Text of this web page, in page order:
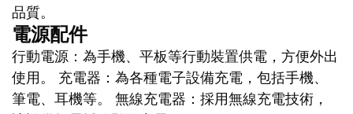
品質。
電源配件
行動電源：為手機、平板等行動裝置供電，方便外出
使用。 充電器：為各種電子設備充電，包括手機、
筆電、耳機等。 無線充電器：採用無線充電技術，